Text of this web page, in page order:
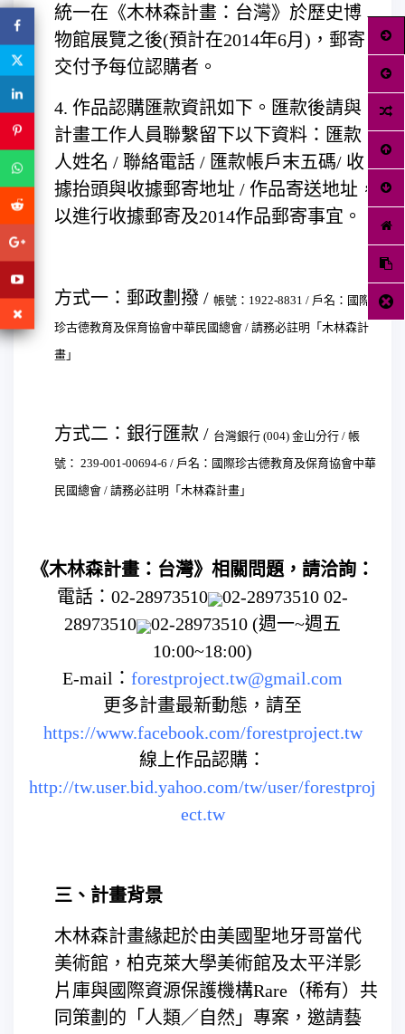
統一在《木林森計畫：台灣》於歷史博
物館展覽之後(預計在2014年6月)，郵寄
交付予每位認購者。
4. 作品認購匯款資訊如下。匯款後請與
計畫工作人員聯繫留下以下資料：匯款
人姓名 / 聯絡電話 / 匯款帳戶末五碼/ 收
據抬頭與收據郵寄地址 / 作品寄送地址，
以進行收據郵寄及2014作品郵寄事宜。
方式一：郵政劃撥 / 帳號：1922-8831 / 戶名：國際
珍古德教育及保育協會中華民國總會 / 請務必註明「木林森計
畫」
方式二：銀行匯款 / 台灣銀行 (004) 金山分行 / 帳
號： 239-001-00694-6 / 戶名：國際珍古德教育及保育協會中華
民國總會 / 請務必註明「木林森計畫」
《木林森計畫：台灣》相關問題，請洽詢：
電話： 02-28973510 02-28973510 02-
28973510
02-28973510 (週一~週五
10:00~18:00)
E-mail： forestproject.tw@gmail.com
更多計畫最新動態，請至
https://www.facebook.com/forestproject.tw
線上作品認購：
http://tw.user.bid.yahoo.com/tw/user/forestproj
ect.tw
三、計畫背景
木林森計畫緣起於由美國聖地牙哥當代
美術館，柏克萊大學美術館及太平洋影
片庫與國際資源保護機構Rare（稀有）共
同策劃的「人類／自然」專案，邀請藝